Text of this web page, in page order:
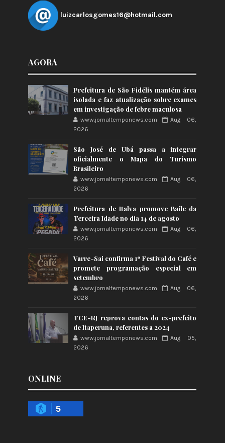
luizcarlosgomes16@hotmail.com
AGORA
Prefeitura de São Fidélis mantém área
isolada e faz atualização sobre exames
em investigação de febre maculosa
www.jornaltemponews.com
Aug 06,
2026
São José de Ubá passa a integrar
oficialmente o Mapa do Turismo
Brasileiro
www.jornaltemponews.com
Aug 06,
2026
Prefeitura de Italva promove Baile da
Terceira Idade no dia 14 de agosto
www.jornaltemponews.com
Aug 06,
2026
Varre-Sai confirma 1º Festival do Café e
promete programação especial em
setembro
www.jornaltemponews.com
Aug 06,
2026
TCE-RJ reprova contas do ex-prefeito
de Itaperuna, referentes a 2024
www.jornaltemponews.com
Aug 05,
2026
ONLINE
5